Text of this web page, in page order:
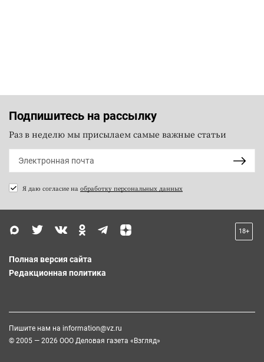
Подпишитесь на рассылку
Раз в неделю мы присылаем самые важные статьи
Я даю согласие на обработку персональных данных
18+
Полная версия сайта
Редакционная политика
Пишите нам на information@vz.ru
© 2005 — 2026 ООО Деловая газета «Взгляд»